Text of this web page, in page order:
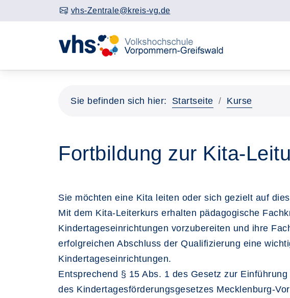
vhs-Zentrale@kreis-vg.de
Sie befinden sich hier: Startseite Kurse
Fortbildung zur Kita-
Sie möchten eine Kita leiten oder sich gezielt auf
Mit dem Kita-Leiterkurs erhalten pädagogische
Kindertageseinrichtungen vorzubereiten und ihre
erfolgreichen Abschluss der Qualifizierung eine
Kindertageseinrichtungen.
Entsprechend § 15 Abs. 1 des Gesetz zur
des Kindertagesförderungsgesetzes Mecklenburg-